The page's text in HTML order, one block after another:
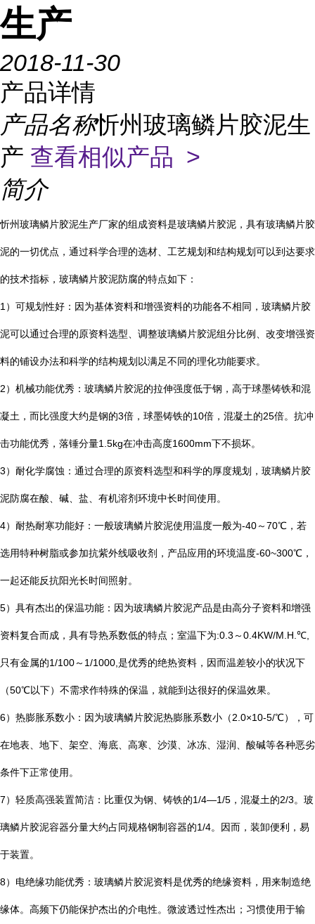
生产
2018-11-30
产品详情
产品名称忻州玻璃鳞片胶泥生
产 查看相似产品 >
简介
忻州玻璃鳞片胶泥生产厂家的组成资料是玻璃鳞片胶泥，具有玻璃鳞片胶
泥的一切优点，通过科学合理的选材、工艺规划和结构规划可以到达要求
的技术指标，玻璃鳞片胶泥防腐的特点如下：
1 ）可规划性好：因为基体资料和增强资料的功能各不相同，玻璃鳞片胶
泥可以通过合理的原资料选型、调整玻璃鳞片胶泥组分比例、改变增强资
料的铺设办法和科学的结构规划以满足不同的理化功能要求。
2）机械功能优秀：玻璃鳞片胶泥的拉伸强度低于钢，高于球墨铸铁和混
凝土，而比强度大约是钢的3倍，球墨铸铁的10倍，混凝土的25倍。抗冲
击功能优秀，落锤分量1.5kg在冲击高度1600mm下不损坏。
3）耐化学腐蚀：通过合理的原资料选型和科学的厚度规划，玻璃鳞片胶
泥防腐在酸、碱、盐、有机溶剂环境中长时间使用。
4）耐热耐寒功能好：一般玻璃鳞片胶泥使用温度一般为-40～70℃ ，若
选用特种树脂或参加抗紫外线吸收剂，产品应用的环境温度-60~300℃ ，
一起还能反抗阳光长时间照射。
5）具有杰出的保温功能：因为玻璃鳞片胶泥产品是由高分子资料和增强
资料复合而成，具有导热系数低的特点；室温下为:0.3 ～0.4KW/M.H. ℃
只有金属的1/100～ 1/1000, 是优秀的绝热资料，因而温差较小的状况下
（50℃以下）不需求作特殊的保温，就能到达很好的保温效果。
6）热膨胀系数小：因为玻璃鳞片胶泥热膨胀系数小（2.0×10-5/℃），可
在地表、地下、架空、海底、高寒、沙漠、冰冻、湿润、酸碱等各种恶劣
条件下正常使用。
7）轻质高强装置简洁：比重仅为钢、铸铁的1/4—1/5 ，混凝土的2/3。玻
璃鳞片胶泥容器分量大约占同规格钢制容器的1/4。因而，装卸便利，易
于装置。
8）电绝缘功能优秀：玻璃鳞片胶泥资料是优秀的绝缘资料，用来制造绝
缘体。高频下仍能保护杰出的介电性。微波透过性杰出；习惯使用于输